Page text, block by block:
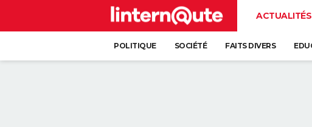
ACTUALITÉS
POLITIQUE SOCIÉTÉ FAITS DIVERS